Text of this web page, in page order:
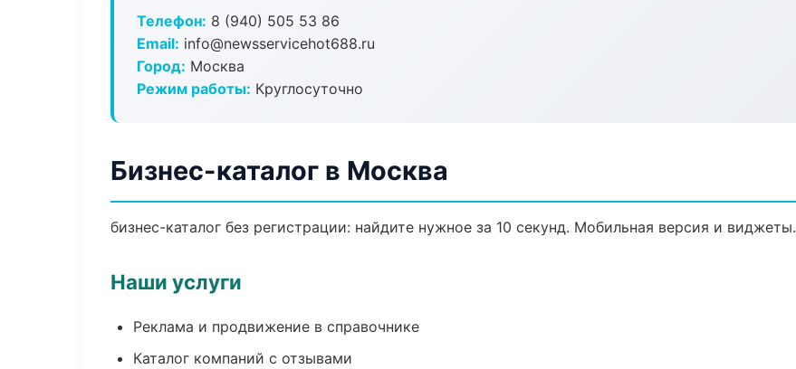
Телефон: 8 (940) 505 53 86
Email: info@newsservicehot688.ru
Город: Москва
Режим работы: Круглосуточно
Бизнес-каталог в Москва
бизнес-каталог без регистрации: найдите нужное за 10 секунд. Мобильная версия и виджеты.
Наши услуги
Реклама и продвижение в справочнике
Каталог компаний с отзывами